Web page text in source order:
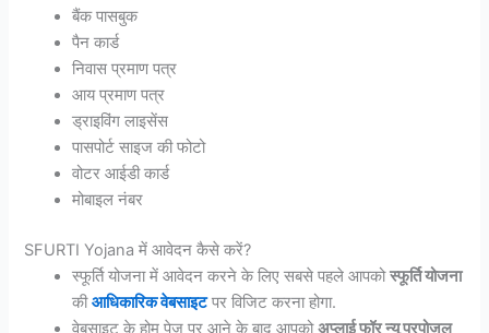
बैंक पासबुक
पैन कार्ड
निवास प्रमाण पत्र
आय प्रमाण पत्र
ड्राइविंग लाइसेंस
पासपोर्ट साइज की फोटो
वोटर आईडी कार्ड
मोबाइल नंबर
SFURTI Yojana में आवेदन कैसे करें?
स्फूर्ति योजना में आवेदन करने के लिए सबसे पहले आपकोस्फूर्ति योजना
कीआधिकारिक वेबसाइटपर विजिट करना होगा.
वेबसाइट के होम पेज पर आने के बाद आपकोअप्लाई फॉर न्यू प्रपोजल